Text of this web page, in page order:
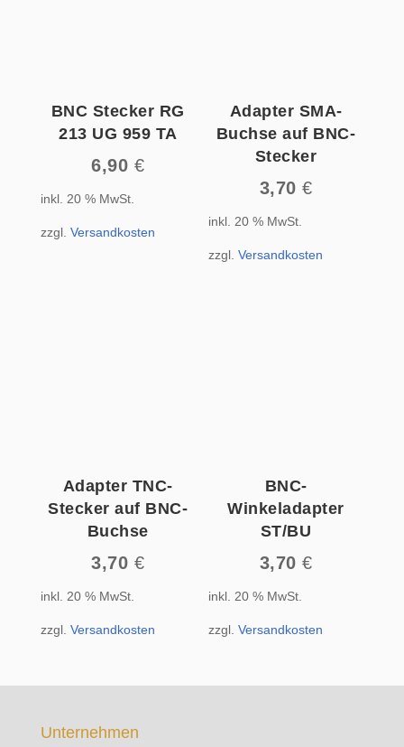
BNC Stecker RG
213 UG 959 TA
6,90 €
inkl. 20 % MwSt.
zzgl. Versandkosten
Adapter SMA-
Buchse auf BNC-
Stecker
3,70€
inkl. 20 % MwSt.
zzgl.Versandkosten
Adapter TNC-
Stecker auf BNC-
Buchse
3,70 €
inkl. 20 % MwSt.
zzgl. Versandkosten
BNC-
Winkeladapter
ST/BU
3,70€
inkl. 20 % MwSt.
zzgl.Versandkosten
Unternehmen